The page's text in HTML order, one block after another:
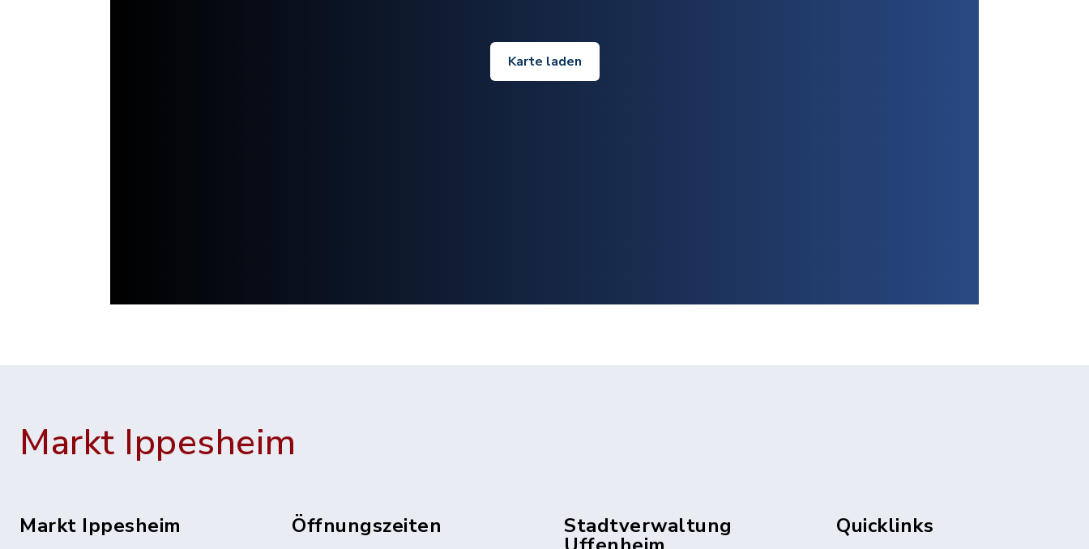
Karte laden
Markt Ippesheim
Markt Ippesheim Öffnungszeiten Stadtverwaltung Quicklinks